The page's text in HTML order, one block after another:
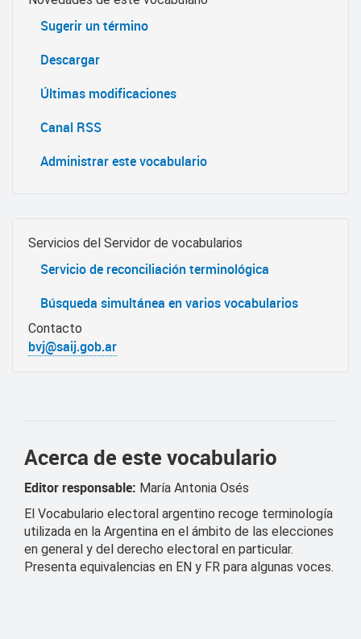
Sugerir un término
Descargar
Últimas modificaciones
Canal RSS
Administrar este vocabulario
Servicios del Servidor de vocabularios
Servicio de reconciliación terminológica
Búsqueda simultánea en varios vocabularios
Contacto
bvj@saij.gob.ar
Acerca de este vocabulario
Editor responsable: María Antonia Osés
El Vocabulario electoral argentino recoge terminología
utilizada en la Argentina en el ámbito de las elecciones
en general y del derecho electoral en particular.
Presenta equivalencias en EN y FR para algunas voces.